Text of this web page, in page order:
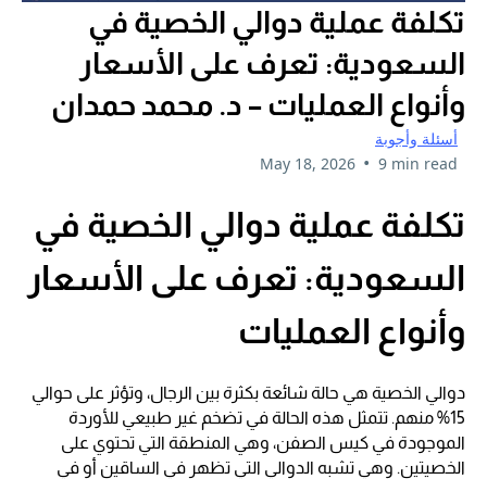
تكلفة عملية دوالي الخصية في
السعودية: تعرف على الأسعار
وأنواع العمليات – د. محمد حمدان
أسئلة وأجوبة
May 18, 2026 • 9 min read
تكلفة عملية دوالي الخصية في
السعودية: تعرف على الأسعار
وأنواع العمليات
دوالي الخصية هي حالة شائعة بكثرة بين الرجال، وتؤثر على حوالي
15% منهم. تتمثل هذه الحالة في تضخم غير طبيعي للأوردة
الموجودة في كيس الصفن، وهي المنطقة التي تحتوي على
الخصيتين. وهي تشبه الدوالي التي تظهر في الساقين أو في